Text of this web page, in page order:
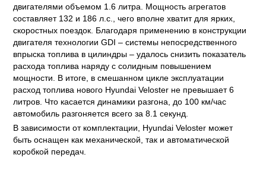
двигателями объемом 1.6 литра. Мощность агрегатов
составляет 132 и 186 л.с., чего вполне хватит для ярких,
скоростных поездок. Благодаря применению в конструкции
двигателя технологии GDI – системы непосредственного
впрыска топлива в цилиндры – удалось снизить показатель
расхода топлива наряду с солидным повышением
мощности. В итоге, в смешанном цикле эксплуатации
расход топлива нового Hyundai Veloster не превышает 6
литров. Что касается динамики разгона, до 100 км/час
автомобиль разгоняется всего за 8.1 секунд.
В зависимости от комплектации, Hyundai Veloster может
быть оснащен как механической, так и автоматической
коробкой передач.